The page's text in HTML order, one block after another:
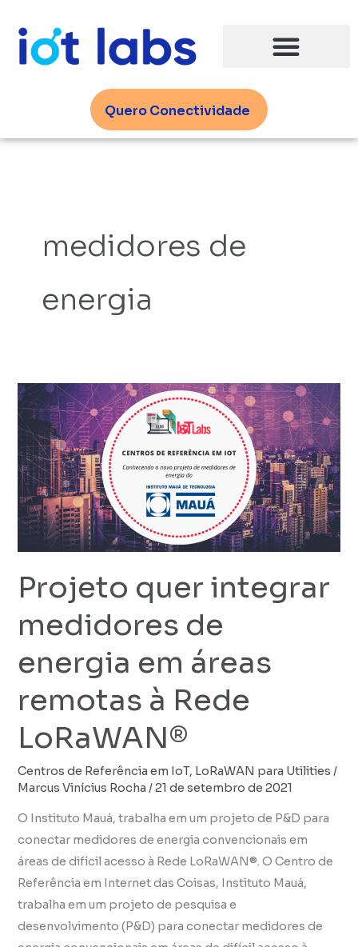
para
Quero Conectividade
medidores de
energia
Projeto quer integrar
medidores de
energia em áreas
remotas à Rede
LoRaWAN®
Centros de Referência em IoT, LoRaWAN para Utilities /
Marcus Vinícius Rocha/21 de setembro de 2021
O Instituto Mauá, trabalha em um projeto de P&D para
conectar medidores de energia convencionais em
áreas de difícil acesso à Rede LoRaWAN®. O Centro de
Referência em Internet das Coisas, Instituto Mauá,
trabalha em um projeto de pesquisa e
desenvolvimento (P&D) para conectar medidores de
Projeto
quer
integrar
medidores
de
energia
em
áreas
à
LoRaWAN®